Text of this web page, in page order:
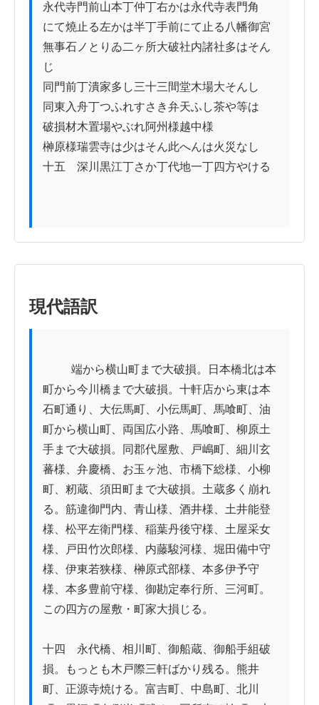
永代寺門前山本丁仲丁右かは永代寺表門角
にて燒止る左かは半丁手前にて止る八幡御宮
無事石ノとりゐ二ヶ所大破社内諸社多はそん
じ
同門前丁潰家多し三十三間堂木場大そんし
同東入舟丁つふれすさき弁天ふし茶や等は
破損材木置場やぶれ阿州様越中様
榊原様瑞雲寺は少はそん此へんは火災なし
十五　深川黒江丁さか丁代地一丁四方やける
現代語訳
町から今川橋まで大破損。十軒店から東は本
石町通り、大伝馬町、小伝馬町、馬喰町、油
町から横山町、両国広小路、馬喰町、柳原土
手まで大破損。同郡代屋敷、戸嶋町、細川玄
蕃様、弁慶橋、お玉ヶ池、市橋下総様、小柳
町、籾蔵、須田町まで大破損。土蔵多く崩れ
る。筋違御門内、青山様、酒井様、土井能登
様、松平左衛門様、稲葉丹後守様、土屋采女
様、戸田竹次郎様、内藤駿河様、堀田備中守
様、伊東若狭様、榊原式部様、本多伊予守
様、本多豊前守様、御勘定奉行所、三河町。
この四方の屋敷・町家大損じる。
十四　永代橋、相川町、御船蔵、御船手組破
損。もっとも木戸際三軒ばかり残る。熊井
町、正源寺焼ける。富吉町、中島町、北川